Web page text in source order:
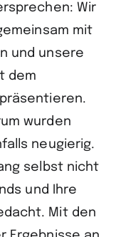
Wir
mit
und unsere
dem
wurden
neugierig.
selbst nicht
und Ihre
Mit den